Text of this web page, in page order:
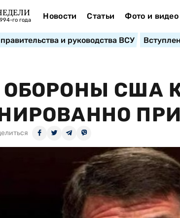
го года Новости Статьи Фото и видео
и руководства ВСУ
США